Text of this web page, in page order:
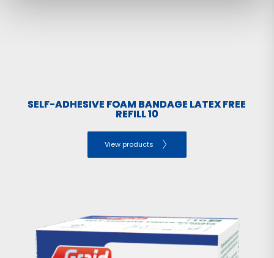
SELF-ADHESIVE FOAM BANDAGE LATEX FREE
REFILL 10
View products